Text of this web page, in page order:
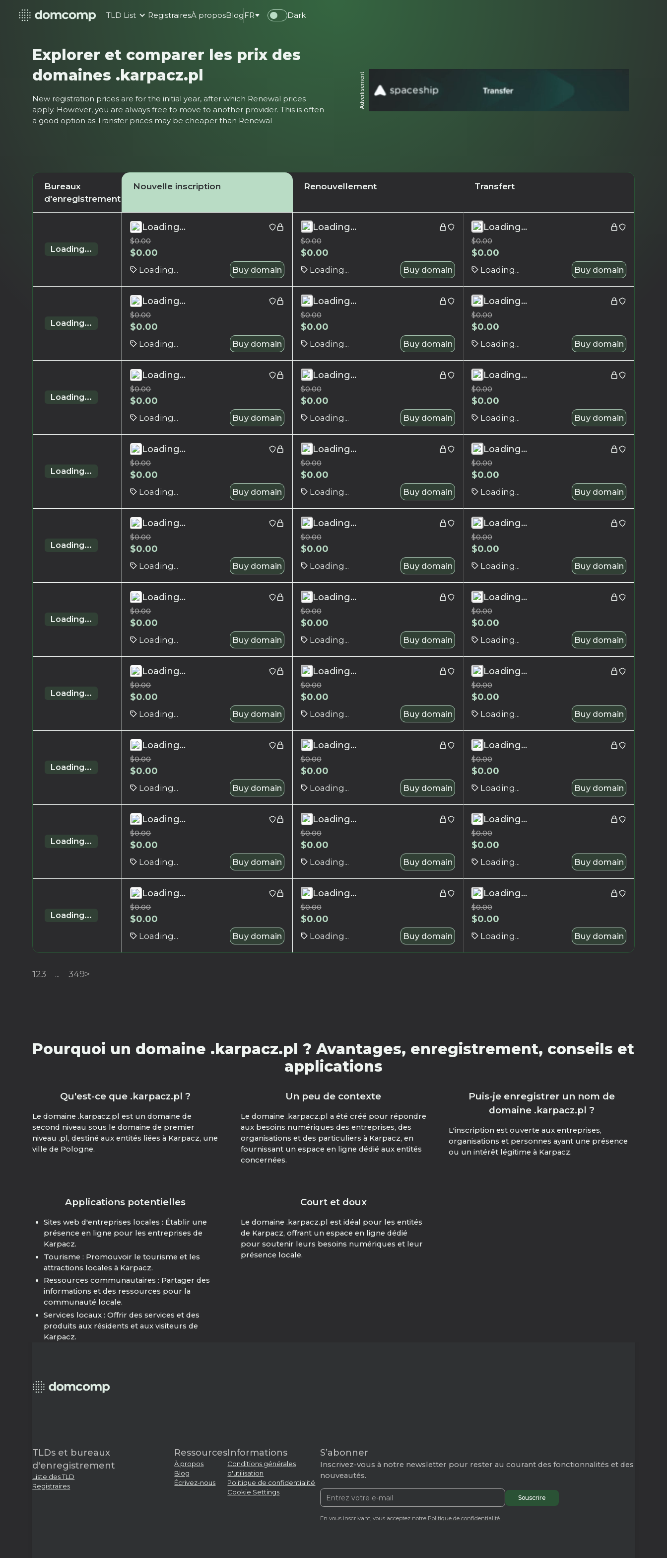
TLD List RegistrairesÀ proposBlog FR Dark
Explorer et comparer les prix des
domaines .karpacz.pl
New registration prices are for the initial year, after which Renewal prices
apply. However, you are always free to move to another provider. This is often
a good option as Transfer prices may be cheaper than Renewal
Advertisement
Bureaux
d'enregistrement
Nouvelle inscription Renouvellement Transfert
Loading...
Loading...
$0.00
$0.00
Loading... Buy domain
Loading...
$0.00
$0.00
Loading... Buy domain
Loading...
$0.00
$0.00
Loading... Buy domain
Loading...
Loading...
$0.00
$0.00
Loading... Buy domain
Loading...
$0.00
$0.00
Loading... Buy domain
Loading...
$0.00
$0.00
Loading... Buy domain
Loading...
Loading...
$0.00
$0.00
Loading... Buy domain
Loading...
$0.00
$0.00
Loading... Buy domain
Loading...
$0.00
$0.00
Loading... Buy domain
Loading...
Loading...
$0.00
$0.00
Loading... Buy domain
Loading...
$0.00
$0.00
Loading... Buy domain
Loading...
$0.00
$0.00
Loading... Buy domain
Loading...
Loading...
$0.00
$0.00
Loading... Buy domain
Loading...
$0.00
$0.00
Loading... Buy domain
Loading...
$0.00
$0.00
Loading... Buy domain
Loading...
Loading...
$0.00
$0.00
Loading... Buy domain
Loading...
$0.00
$0.00
Loading... Buy domain
Loading...
$0.00
$0.00
Loading... Buy domain
Loading...
Loading...
$0.00
$0.00
Loading... Buy domain
Loading...
$0.00
$0.00
Loading... Buy domain
Loading...
$0.00
$0.00
Loading... Buy domain
Loading...
Loading...
$0.00
$0.00
Loading... Buy domain
Loading...
$0.00
$0.00
Loading... Buy domain
Loading...
$0.00
$0.00
Loading... Buy domain
Loading...
Loading...
$0.00
$0.00
Loading... Buy domain
Loading...
$0.00
$0.00
Loading... Buy domain
Loading...
$0.00
$0.00
Loading... Buy domain
Loading...
Loading...
$0.00
$0.00
Loading... Buy domain
Loading...
$0.00
$0.00
Loading... Buy domain
Loading...
$0.00
$0.00
Loading... Buy domain
123 ... 349>
Pourquoi un domaine .karpacz.pl ? Avantages, enregistrement, conseils et
applications
Qu'est-ce que .karpacz.pl ?
Le domaine .karpacz.pl est un domaine de
second niveau sous le domaine de premier
niveau .pl, destiné aux entités liées à Karpacz, une
ville de Pologne.
Un peu de contexte
Le domaine .karpacz.pl a été créé pour répondre
aux besoins numériques des entreprises, des
organisations et des particuliers à Karpacz, en
fournissant un espace en ligne dédié aux entités
concernées.
Puis-je enregistrer un nom de
domaine .karpacz.pl ?
L'inscription est ouverte aux entreprises,
organisations et personnes ayant une présence
ou un intérêt légitime à Karpacz.
Applications potentielles
Sites web d'entreprises locales : Établir une
présence en ligne pour les entreprises de
Karpacz.
Tourisme : Promouvoir le tourisme et les
attractions locales à Karpacz.
Ressources communautaires : Partager des
informations et des ressources pour la
communauté locale.
Services locaux : Offrir des services et des
produits aux résidents et aux visiteurs de
Karpacz.
Court et doux
Le domaine .karpacz.pl est idéal pour les entités
de Karpacz, offrant un espace en ligne dédié
pour soutenir leurs besoins numériques et leur
présence locale.
TLDs et bureaux
d'enregistrement
Liste des TLD
Registraires
Ressources
À propos
Blog
Écrivez-nous
Informations
Conditions générales
d'utilisation
Politique de confidentialité
Cookie Settings
S’abonner
Inscrivez-vous à notre newsletter pour rester au courant des fonctionnalités et des
nouveautés.
En vous inscrivant, vous acceptez notre Politique de confidentialité.